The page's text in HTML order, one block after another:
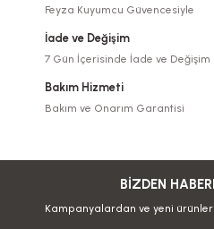
Feyza Kuyumcu Güvencesiyle
İade ve Değişim
7 Gün İçerisinde İade ve Değişim
Bakım Hizmeti
Bakım ve Onarım Garantisi
BİZDEN
Kampanyalardan ve yeni